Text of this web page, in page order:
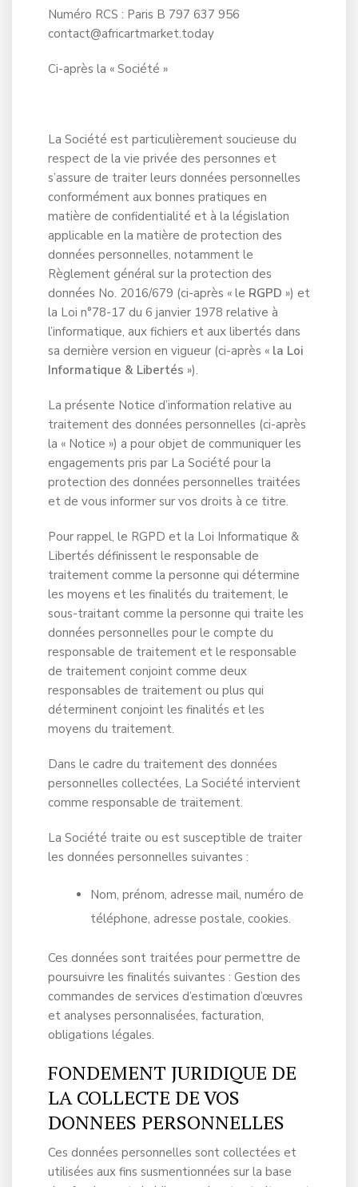
Numéro RCS : Paris B 797 637 956
contact@africartmarket.today
Ci-après la « Société »
La Société est particulièrement soucieuse du
respect de la vie privée des personnes et
s’assure de traiter leurs données personnelles
conformément aux bonnes pratiques en
matière de confidentialité et à la législation
applicable en la matière de protection des
données personnelles, notamment le
Règlement général sur la protection des
données No. 2016/679 (ci-après « le RGPD ») et
la Loi n°78-17 du 6 janvier 1978 relative à
l’informatique, aux fichiers et aux libertés dans
sa dernière version en vigueur (ci-après « la Loi
Informatique & Libertés »).
La présente Notice d’information relative au
traitement des données personnelles (ci-après
la « Notice ») a pour objet de communiquer les
engagements pris par La Société pour la
protection des données personnelles traitées
et de vous informer sur vos droits à ce titre.
Pour rappel, le RGPD et la Loi Informatique &
Libertés définissent le responsable de
traitement comme la personne qui détermine
les moyens et les finalités du traitement, le
sous-traitant comme la personne qui traite les
données personnelles pour le compte du
responsable de traitement et le responsable
de traitement conjoint comme deux
responsables de traitement ou plus qui
déterminent conjoint les finalités et les
moyens du traitement.
Dans le cadre du traitement des données
personnelles collectées, La Société intervient
comme responsable de traitement.
La Société traite ou est susceptible de traiter
les données personnelles suivantes :
Nom, prénom, adresse mail, numéro de
téléphone, adresse postale, cookies.
Ces données sont traitées pour permettre de
poursuivre les finalités suivantes : Gestion des
commandes de services d’estimation d’œuvres
et analyses personnalisées, facturation,
obligations légales.
FONDEMENT JURIDIQUE DE
LA COLLECTE DE VOS
DONNEES PERSONNELLES
Ces données personnelles sont collectées et
utilisées aux fins susmentionnées sur la base